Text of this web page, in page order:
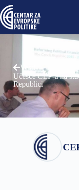
Vesti
Učešće CEP-a na
Republici